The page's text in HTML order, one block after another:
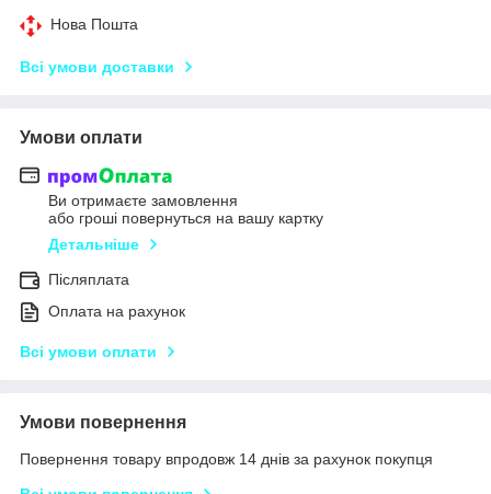
Нова Пошта
Всі умови доставки
Умови оплати
Ви отримаєте замовлення
або гроші повернуться на вашу картку
Детальніше
Післяплата
Оплата на рахунок
Всі умови оплати
Умови повернення
Повернення товару впродовж 14 днів за рахунок покупця